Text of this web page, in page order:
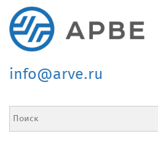
info@arve.ru